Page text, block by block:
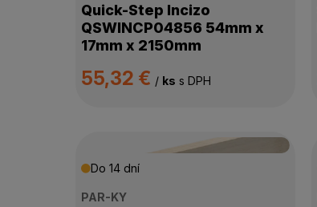
VÝŠKA LIŠTY
HRÚBKA LIŠTY
ROZMER LIŠTY
DOSTUPNOSŤ
Quick-Step Incizo
QSWINCP04856 54mm x
17mm x 2150mm
55,32 € / ks s DPH
Do 14 dní
PAR-KY